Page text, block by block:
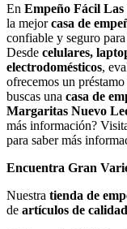
En Empeño Fácil
la mejorcasa de
confiable y seguro para
Desde celulares,
electrodomésticos,
ofrecemos un
buscas una casa de
Margaritas Nuevo
más información?
para saber más
Encuentra Gran
Nuestra tienda de
de artículos de